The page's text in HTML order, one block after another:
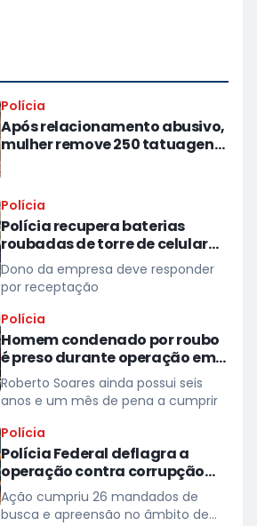
Polícia
Após relacionamento abusivo,
mulher remove 250 tatuagens
Polícia
Polícia recupera baterias
roubadas de torre de celular
em provedor de internet em
Teotônio Vilela
Dono da empresa deve responder
por receptação
Polícia
Homem condenado por roubo
é preso durante operação em
São Miguel dos Campos
Roberto Soares ainda possui seis
anos e um mês de pena a cumprir
Polícia
Polícia Federal deflagra a
operação contra corrupção
eleitoral em Alagoas
Ação cumpriu 26 mandados de
busca e apreensão no âmbito de